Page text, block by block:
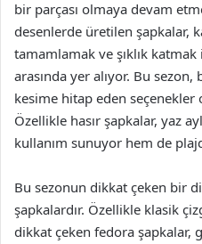
bir parçası olmaya devam
desenlerde üretilen şapkalar,
tamamlamak ve şıklık
arasında yer alıyor. Bu
kesime hitap eden
Özellikle hasır şapkalar, yaz
kullanım sunuyor hem de
Bu sezonun dikkat çeken bir
şapkalardır. Özellikle klasik
dikkat çeken fedora şapkalar,